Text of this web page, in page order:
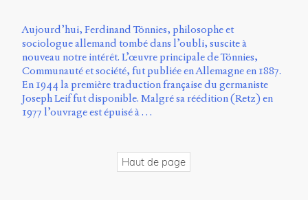
Université
de
Sherbrooke
Campus
de
Aujourd’hui, Ferdinand Tönnies, philosophe et
sociologue allemand tombé dans l’oubli, suscite à
nouveau notre intérêt. L’œuvre principale de Tönnies,
Communauté et société, fut publiée en Allemagne en 1887.
En 1944 la première traduction française du germaniste
Joseph Leif fut disponible. Malgré sa réédition (Retz) en
1977 l’ouvrage est épuisé à …
Haut de page